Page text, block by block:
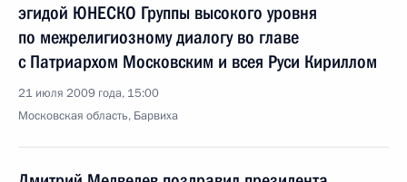
эгидой ЮНЕСКО Группы высокого уровня
по межрелигиозному диалогу во главе
с Патриархом Московским и всея Руси Кириллом
21 июля 2009 года, 15:00
Московская область, Барвиха